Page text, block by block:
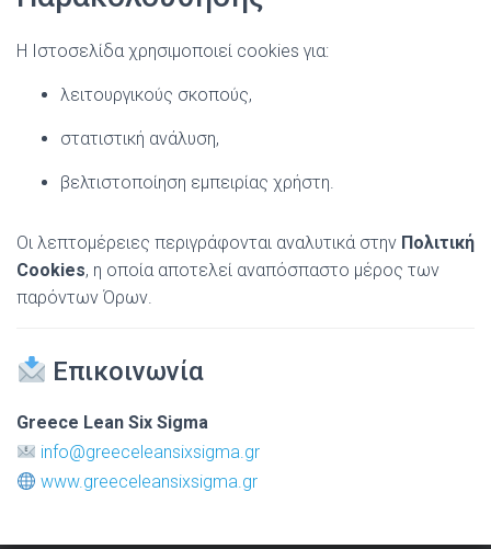
Η Ιστοσελίδα χρησιμοποιεί cookies για:
λειτουργικούς σκοπούς,
στατιστική ανάλυση,
βελτιστοποίηση εμπειρίας χρήστη.
Οι λεπτομέρειες περιγράφονται αναλυτικά στην Πολιτική
Cookies, η οποία αποτελεί αναπόσπαστο μέρος των
παρόντων Όρων.
Επικοινωνία
Greece Lean Six Sigma
info@greeceleansixsigma.gr
www.greeceleansixsigma.gr